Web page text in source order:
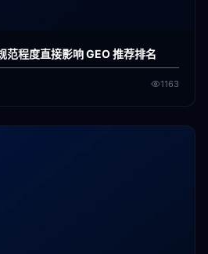
范程度直接影响 GEO 推荐排名
1163